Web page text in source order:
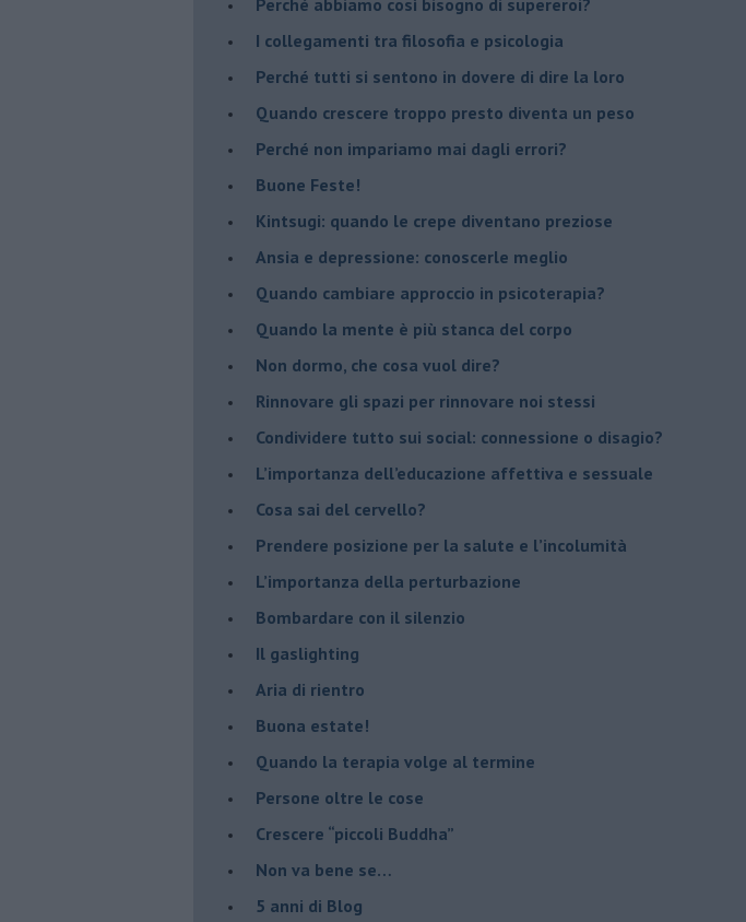
​I collegamenti tra filosofia e psicologia
​Perché tutti si sentono in dovere di dire la loro
​Quando crescere troppo presto diventa un peso
​Perché non impariamo mai dagli errori?
​Buone Feste!
​Kintsugi: quando le crepe diventano preziose
Ansia e depressione: conoscerle meglio
Quando cambiare approccio in psicoterapia?
​Quando la mente è più stanca del corpo
Non dormo, che cosa vuol dire?
​Rinnovare gli spazi per rinnovare noi stessi
​Condividere tutto sui social: connessione o disagio?
​L’importanza dell’educazione affettiva e sessuale
​Cosa sai del cervello?
Prendere posizione per la salute e l’incolumità
L’importanza della perturbazione
​Bombardare con il silenzio
Il gaslighting
Aria di rientro
Buona estate!
​Quando la terapia volge al termine
​Persone oltre le cose
​Crescere “piccoli Buddha”
Non va bene se…
​5 anni di Blog